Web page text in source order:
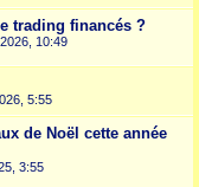
trading financés ?
10:49
5:55
de Noël cette année
3:55